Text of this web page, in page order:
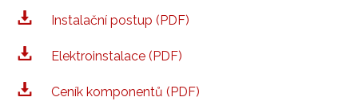
Instalační postup (PDF)
Elektroinstalace (PDF)
Ceník komponentů (PDF)